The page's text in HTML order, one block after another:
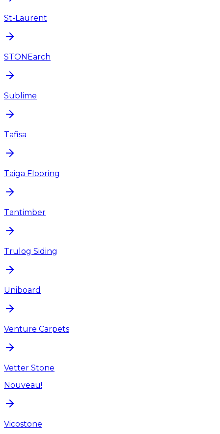
St-Laurent
STONEarch
Sublime
Tafisa
Taiga Flooring
Tantimber
Trulog Siding
Uniboard
Venture Carpets
Vetter Stone
Nouveau!
Vicostone